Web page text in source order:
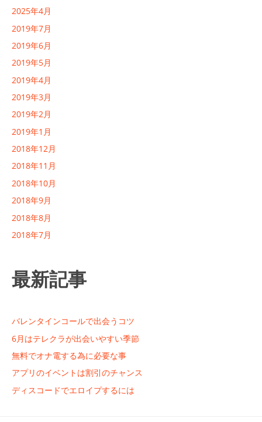
2025年4月
2019年7月
2019年6月
2019年5月
2019年4月
2019年3月
2019年2月
2019年1月
2018年12月
2018年11月
2018年10月
2018年9月
2018年8月
2018年7月
最新記事
バレンタインコールで出会うコツ
6月はテレクラが出会いやすい季節
無料でオナ電する為に必要な事
アプリのイベントは割引のチャンス
ディスコードでエロイプするには